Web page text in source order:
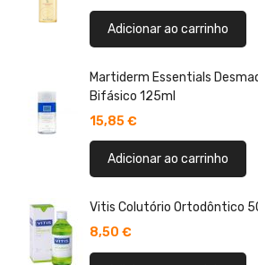
Adicionar ao carrinho
Martiderm Essentials
Bifásico 125ml
15,85 €
Adicionar ao carrinho
Vitis Colutório Ortodôntico
8,50 €